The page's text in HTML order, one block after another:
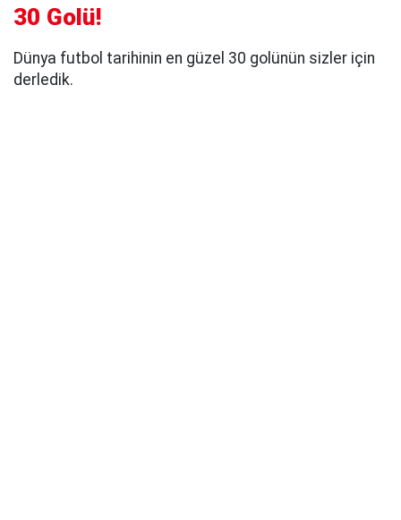
30 Golü!
Dünya futbol tarihinin en güzel 30 golünün sizler için
derledik.